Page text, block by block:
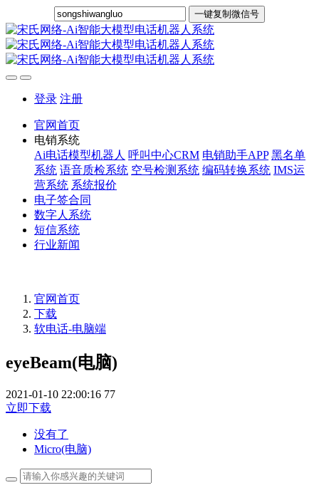
一键复制微信号
登录 注册
官网首页
电销系统
Ai电话模型机器人 呼叫中心CRM 电销助手APP 黑名单
系统 语音质检系统 空号检测系统 编码转换系统 IMS运
营系统 系统报价
电子签合同
数字人系统
短信系统
行业新闻
官网首页
下载
软电话-电脑端
eyeBeam(电脑)
2021-01-10 22:00:16 77
立即下载
没有了
Micro(电脑)